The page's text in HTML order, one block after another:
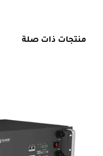
منتجات ذات صلة